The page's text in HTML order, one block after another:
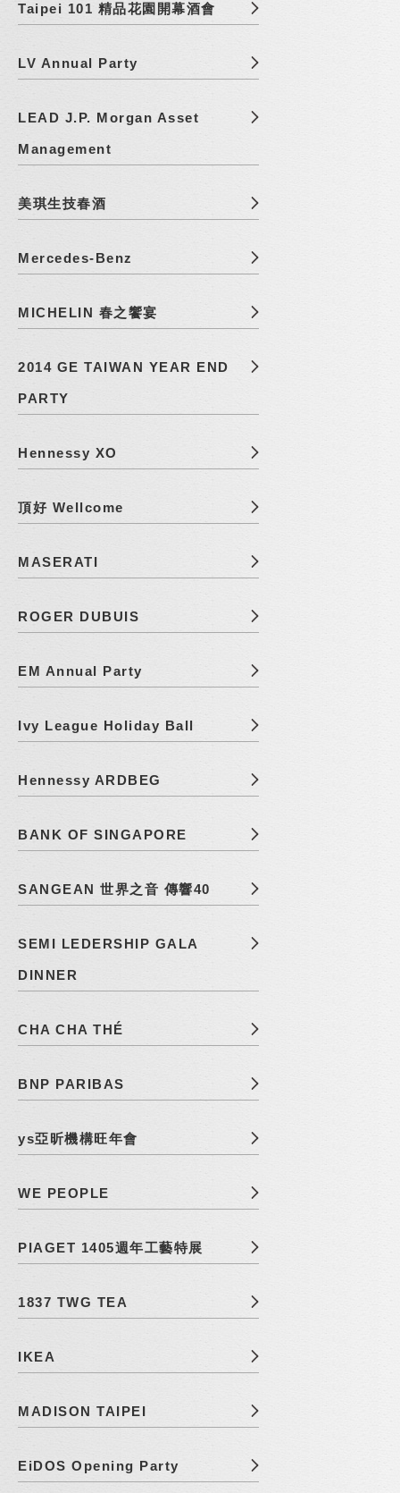
Taipei 101 精品花園開幕酒會
LV Annual Party
LEAD J.P. Morgan Asset
Management
美琪生技春酒
Mercedes-Benz
MICHELIN 春之饗宴
2014 GE TAIWAN YEAR END
PARTY
Hennessy XO
頂好 Wellcome
MASERATI
ROGER DUBUIS
EM Annual Party
Ivy League Holiday Ball
Hennessy ARDBEG
BANK OF SINGAPORE
SANGEAN 世界之音 傳響40
SEMI LEDERSHIP GALA
DINNER
CHA CHA THÉ
BNP PARIBAS
ys亞昕機構旺年會
WE PEOPLE
PIAGET 1405週年工藝特展
1837 TWG TEA
IKEA
MADISON TAIPEI
EiDOS Opening Party